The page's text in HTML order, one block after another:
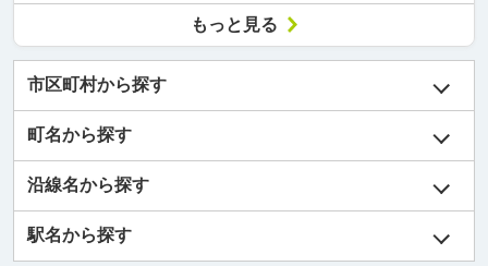
もっと見る
市区町村から探す
町名から探す
沿線名から探す
駅名から探す